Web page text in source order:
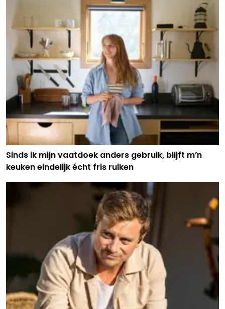
Sinds ik mijn vaatdoek anders gebruik, blijft m’n
keuken eindelijk écht fris ruiken